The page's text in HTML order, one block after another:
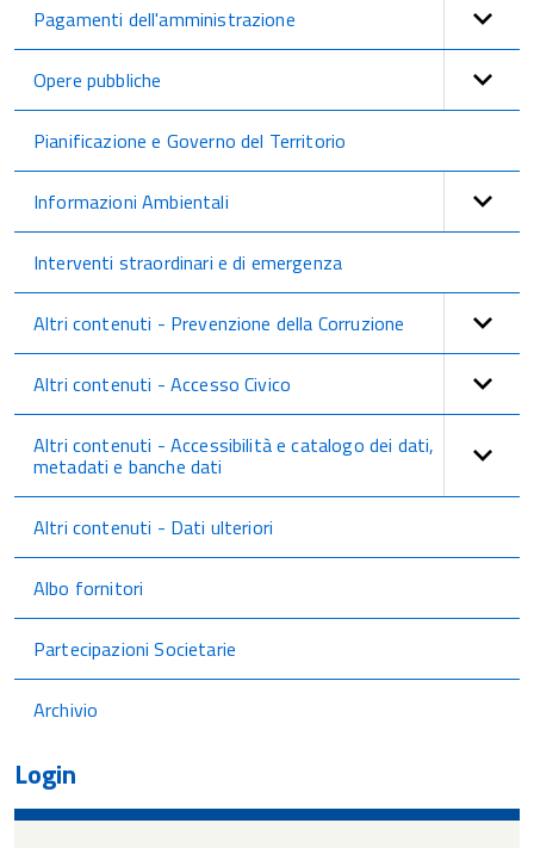
Pagamenti dell'amministrazione
Opere pubbliche
Pianificazione e Governo del Territorio
Informazioni Ambientali
Interventi straordinari e di emergenza
Altri contenuti - Prevenzione della Corruzione
Altri contenuti - Accesso Civico
Altri contenuti - Accessibilità e catalogo dei dati,
metadati e banche dati
Altri contenuti - Dati ulteriori
Albo fornitori
Partecipazioni Societarie
Archivio
Login